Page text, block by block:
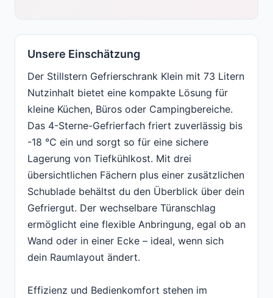
Unsere Einschätzung
Der Stillstern Gefrierschrank Klein mit 73 Litern
Nutzinhalt bietet eine kompakte Lösung für
kleine Küchen, Büros oder Campingbereiche.
Das 4-Sterne-Gefrierfach friert zuverlässig bis
-18 °C ein und sorgt so für eine sichere
Lagerung von Tiefkühlkost. Mit drei
übersichtlichen Fächern plus einer zusätzlichen
Schublade behältst du den Überblick über dein
Gefriergut. Der wechselbare Türanschlag
ermöglicht eine flexible Anbringung, egal ob an
Wand oder in einer Ecke – ideal, wenn sich
dein Raumlayout ändert.
Effizienz und Bedienkomfort stehen im